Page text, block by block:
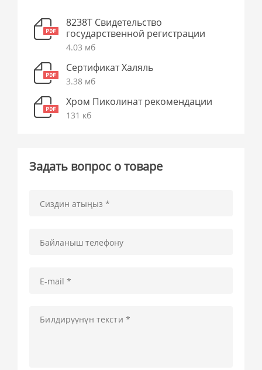
8238Т Свидетельство
государственной регистрации
4.03 мб
Сертификат Халяль
3.38 мб
Хром Пиколинат рекомендации
131 кб
Задать вопрос о товаре